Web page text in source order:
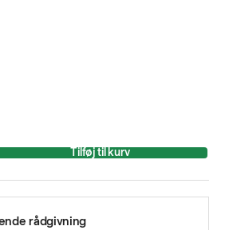
Tilføj til kurv
rådgivning